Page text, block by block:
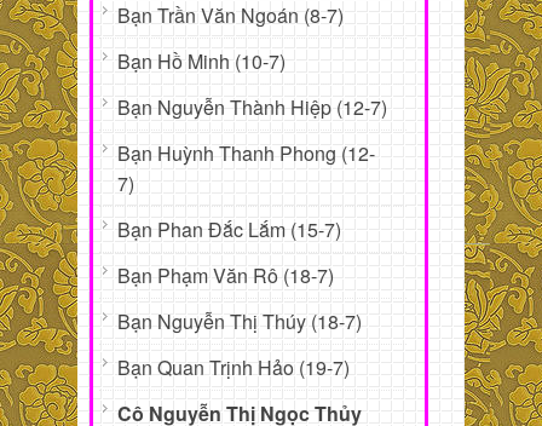
Bạn Trần Văn Ngoán (8-7)
Bạn Hồ Minh (10-7)
Bạn Nguyễn Thành Hiệp (12-7)
Bạn Huỳnh Thanh Phong (12-
7)
Bạn Phan Đắc Lắm (15-7)
Bạn Phạm Văn Rô (18-7)
Bạn Nguyễn Thị Thúy (18-7)
Bạn Quan Trịnh Hảo (19-7)
Cô Nguyễn Thị Ngọc Thủy